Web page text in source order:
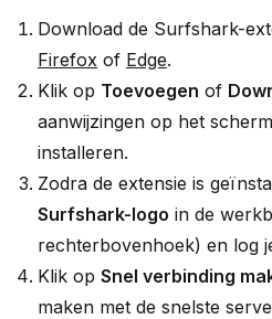
Download de Surfshark-
Firefoxof Edge.
Klik op Toevoegen of
aanwijzingen op het
installeren.
Zodra de extensie is
Surfshark-logo in de
rechterbovenhoek) en log
Klik op Snel verbinding
maken met de snelste